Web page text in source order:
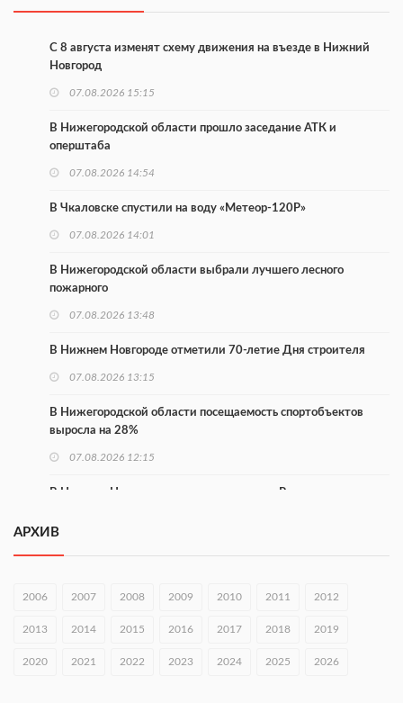
С 8 августа изменят схему движения на въезде в Нижний
Новгород
07.08.2026 15:15
В Нижегородской области прошло заседание АТК и
оперштаба
07.08.2026 14:54
В Чкаловске спустили на воду «Метеор-120Р»
07.08.2026 14:01
В Нижегородской области выбрали лучшего лесного
пожарного
07.08.2026 13:48
В Нижнем Новгороде отметили 70-летие Дня строителя
07.08.2026 13:15
В Нижегородской области посещаемость спортобъектов
выросла на 28%
07.08.2026 12:15
В Нижнем Новгороде прошло совещание Росгвардии
В Нижегородской области созданы четыре ММЦ
ожидаются в Нижнем Новгороде до 16 августа в связи с
07.08.2026 11:20
АРХИВ
2006 2007 2008 2009 2010 2011 2012
2013 2014 2015 2016 2017 2018 2019
2020 2021 2022 2023 2024 2025 2026